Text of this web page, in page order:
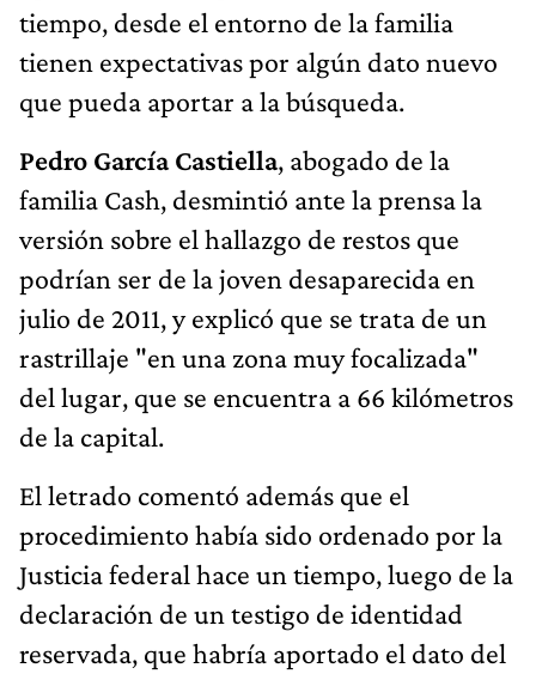
tiempo, desde el entorno de la familia
tienen expectativas por algún dato nuevo
que pueda aportar a la búsqueda.
Pedro García Castiella, abogado de la
familia Cash, desmintió ante la prensa la
versión sobre el hallazgo de restos que
podrían ser de la joven desaparecida en
julio de 2011, y explicó que se trata de un
rastrillaje "en una zona muy focalizada"
del lugar, que se encuentra a 66 kilómetros
de la capital.
El letrado comentó además que el
procedimiento había sido ordenado por la
Justicia federal hace un tiempo, luego de la
declaración de un testigo de identidad
reservada, que habría aportado el dato del